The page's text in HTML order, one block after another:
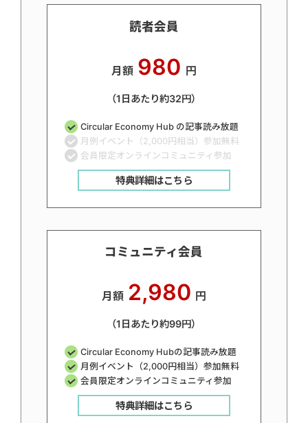
読者会員
月額 980 円
（1日あたり約32円）
Circular Economy Hub の記事読み放題
月例イベント（2,000円相当）参加無料
会員限定オンラインコミュニティ参加
特典詳細はこちら
コミュニティ会員
月額 2,980 円
（1日あたり約99円）
Circular Economy Hubの記事読み放題
月例イベント（2,000円相当）参加無料
会員限定オンラインコミュニティ参加
特典詳細はこちら